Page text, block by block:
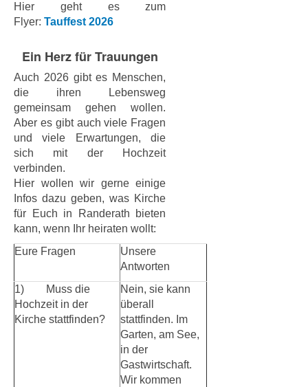
Hier geht es zum
Flyer: Tauffest 2026
Ein Herz für Trauungen
Auch 2026 gibt es Menschen,
die ihren Lebensweg
gemeinsam gehen wollen.
Aber es gibt auch viele Fragen
und viele Erwartungen, die
sich mit der Hochzeit
verbinden.
Hier wollen wir gerne einige
Infos dazu geben, was Kirche
für Euch in Randerath bieten
kann, wenn Ihr heiraten wollt:
Eure Fragen
Unsere
Antworten
1) Muss die
Hochzeit in der
Kirche stattfinden?
Nein, sie kann
überall
stattfinden. Im
Garten, am See,
in der
Gastwirtschaft.
Wir kommen